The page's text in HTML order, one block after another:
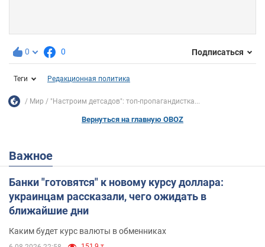
0 0 Подписаться
Теги Редакционная политика
Мир "Настроим детсадов": топ-пропагандистка...
Вернуться на главную OBOZ
Важное
Банки "готовятся" к новому курсу доллара:
украинцам рассказали, чего ожидать в
ближайшие дни
Каким будет курс валюты в обменниках